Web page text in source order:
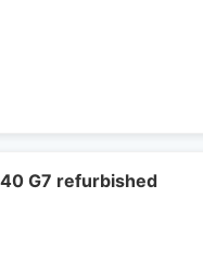
G7 refurbished